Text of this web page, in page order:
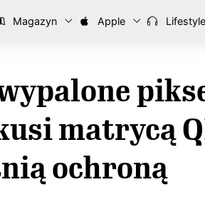
Magazyn Apple Lifestyle
matrycą
ochroną